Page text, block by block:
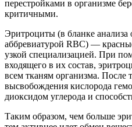
перестройками в организме
критичными.
Эритроциты (в бланке анализа
аббревиатурой RBC) —
узкой специализацией. При
входящего в их состав,
всем тканям организма. После
высвобождения кислорода
диоксидом углерода и
Таким образом, чем больше